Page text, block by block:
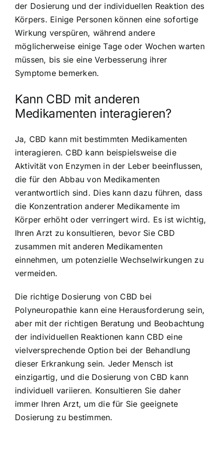
der Dosierung und der individuellen Reaktion des
Körpers. Einige Personen können eine sofortige
Wirkung verspüren, während andere
möglicherweise einige Tage oder Wochen warten
müssen, bis sie eine Verbesserung ihrer
Symptome bemerken.
Kann CBD mit anderen
Medikamenten interagieren?
Ja, CBD kann mit bestimmten Medikamenten
interagieren. CBD kann beispielsweise die
Aktivität von Enzymen in der Leber beeinflussen,
die für den Abbau von Medikamenten
verantwortlich sind. Dies kann dazu führen, dass
die Konzentration anderer Medikamente im
Körper erhöht oder verringert wird. Es ist wichtig,
Ihren Arzt zu konsultieren, bevor Sie CBD
zusammen mit anderen Medikamenten
einnehmen, um potenzielle Wechselwirkungen zu
vermeiden.
Die richtige Dosierung von CBD bei
Polyneuropathie kann eine Herausforderung sein,
aber mit der richtigen Beratung und Beobachtung
der individuellen Reaktionen kann CBD eine
vielversprechende Option bei der Behandlung
dieser Erkrankung sein. Jeder Mensch ist
einzigartig, und die Dosierung von CBD kann
individuell variieren. Konsultieren Sie daher
immer Ihren Arzt, um die für Sie geeignete
Dosierung zu bestimmen.